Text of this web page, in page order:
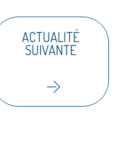
ACTUALITÉ
SUIVANTE